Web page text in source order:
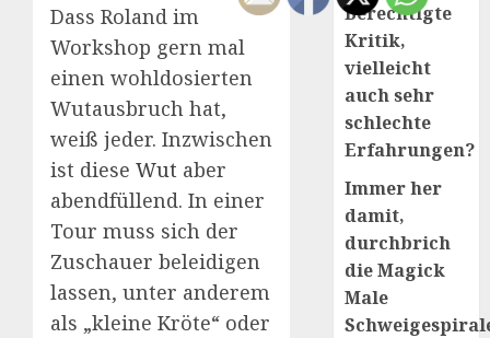
Dass Roland im
Workshop gern mal
einen wohldosierten
Wutausbruch hat,
weiß jeder. Inzwischen
ist diese Wut aber
abendfüllend. In einer
Tour muss sich der
Zuschauer beleidigen
lassen, unter anderem
als „kleine Kröte“ oder
Berechtigte
Kritik,
vielleicht
auch sehr
schlechte
Erfahrungen?
Immer her
damit,
durchbrich
die Magick
Male